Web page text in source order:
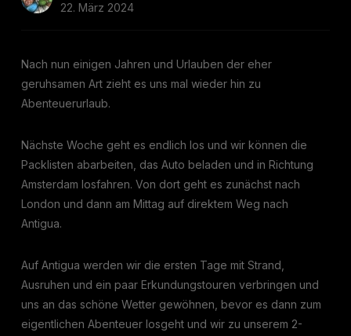
22. März 2024
Nach nun einigen Jahren und Urlauben der eher
geruhsamen Art zieht es uns mal wieder hin zu
Abenteuerurlaub.
Nächste Woche geht es endlich los und wir können die
Packlisten abarbeiten, das Auto beladen und in Richtung
Amsterdam losfahren. Von dort geht es zunächst nach
London und dann am Mittag auf direktem Weg nach
Antigua.
Auf Antigua werden wir die ersten Tage mit Strand,
Ausruhen und ein paar Erkundungstouren verbringen und
uns an das schöne Wetter gewöhnen, bevor es dann zum
eigentlichen Abenteuer losgeht und wir zu unserem 2-